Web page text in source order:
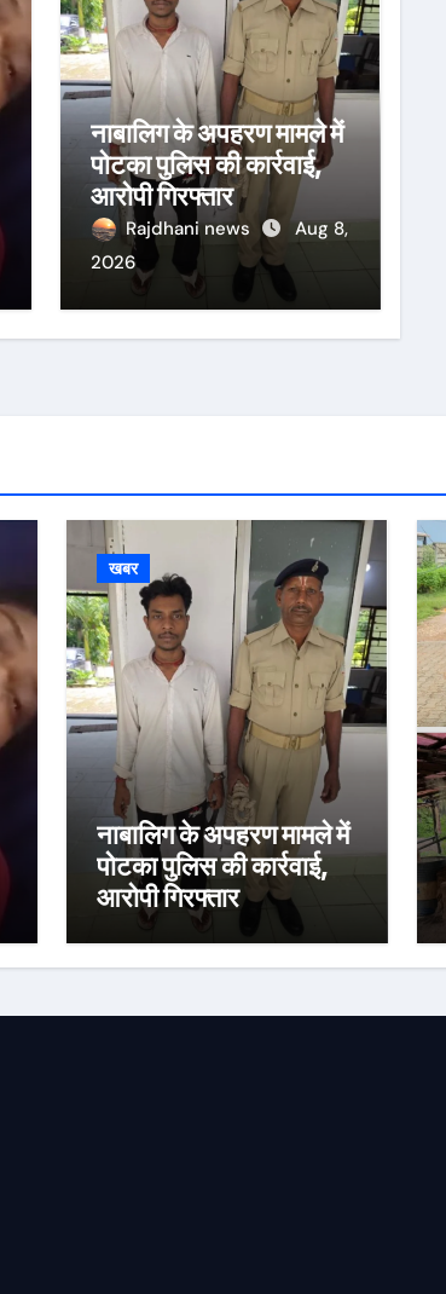
नाबालिग के अपहरण मामले में
पोटका पुलिस की कार्रवाई,
आरोपी गिरफ्तार
Rajdhani news
Aug 8,
2026
खबर
नाबालिग के अपहरण मामले में
पोटका पुलिस की कार्रवाई,
आरोपी गिरफ्तार